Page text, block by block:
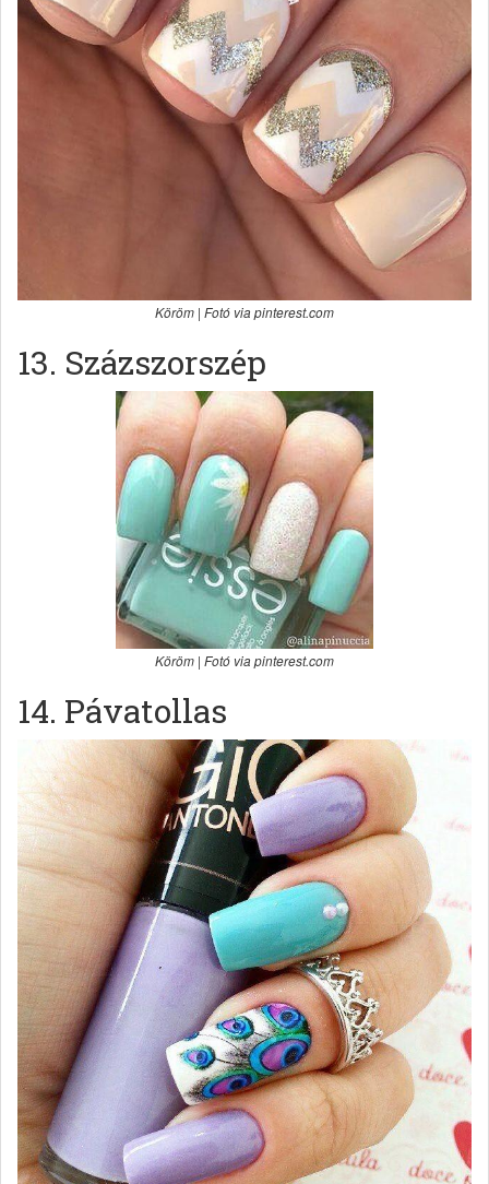
Köröm | Fotó via pinterest.com
13. Százszorszép
Köröm | Fotó via pinterest.com
14. Pávatollas